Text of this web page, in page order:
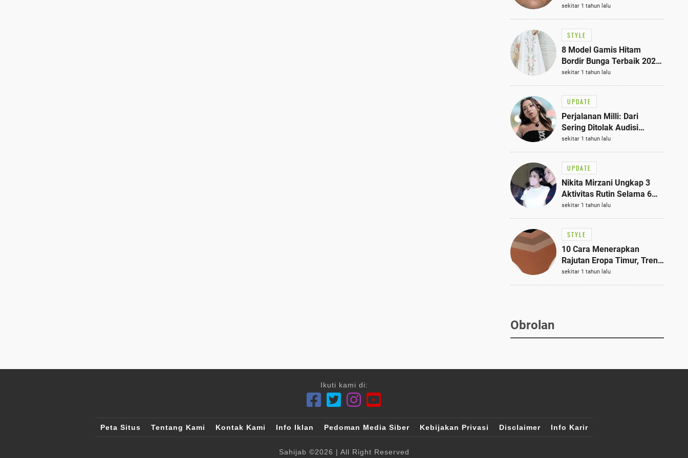
Bisa Jadi Inspirasi
Fashionmu
sekitar 1 tahun lalu
STYLE
8 Model Gamis Hitam
Bordir Bunga Terbaik 2025,
Stylish untuk Hangout
hingga Acara Semi-Formal
sekitar 1 tahun lalu
UPDATE
Perjalanan Milli: Dari
Sering Ditolak Audisi
hingga Menjadi Rapper Top
10 Thailand
sekitar 1 tahun lalu
UPDATE
Nikita Mirzani Ungkap 3
Aktivitas Rutin Selama 6
Bulan di Rutan Pondok
Bambu, Terungkap!
sekitar 1 tahun lalu
STYLE
10 Cara Menerapkan
Rajutan Eropa Timur, Tren
Mode Terbaik dan Paling
Dicari 2023
sekitar 1 tahun lalu
Obrolan
Ikuti kami di:
Peta Situs Tentang Kami Kontak Kami Info Iklan Pedoman Media Siber Kebijakan Privasi Disclaimer Info Karir
Sahijab ©2026 | All Right Reserved